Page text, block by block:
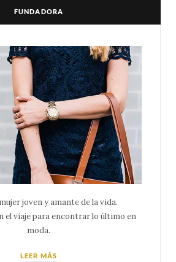
FUNDADORA
joven y amante de la vida.
el viaje para encontrar lo último en
moda.
LEER MÁS